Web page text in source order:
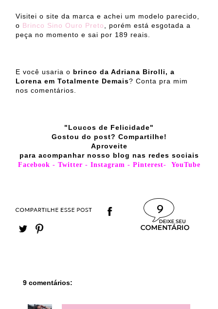
Visitei o site da marca e achei um modelo parecido,
o Brinco Sino Ouro Preto
, porém está esgotada a
peça no momento e sai por 189 reais.
E você usaria o brinco da Adriana Birolli, a
Lorena em Totalmente Demais? Conta pra mim
nos comentários.
"Loucos de Felicidade"
Gostou do post? Compartilhe!
Aproveite
para acompanhar nosso blog nas redes sociais
Facebook - Twitter - Instagram - Pinterest- YouTube
9
9 comentários: